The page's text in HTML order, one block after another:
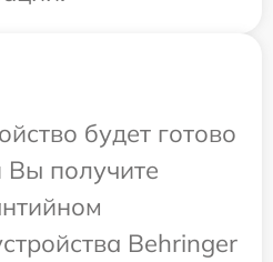
будет готово
Вы получите
Behringer